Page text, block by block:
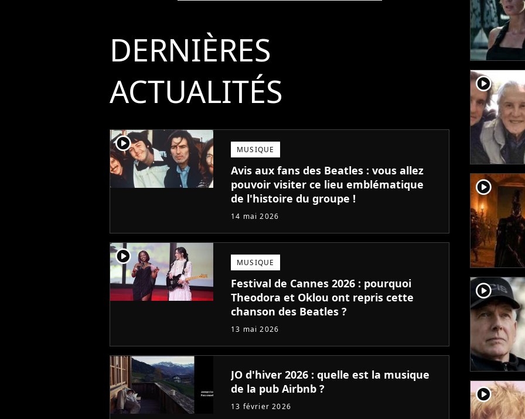
DERNIÈRES
ACTUALITÉS
player2 MUSIQUE
Avis aux fans des Beatles : vous allez
pouvoir visiter ce lieu emblématique
de l'histoire du groupe !
14 mai 2026
player2 MUSIQUE
Festival de Cannes 2026 : pourquoi
Theodora et Oklou ont repris cette
chanson des Beatles ?
13 mai 2026
JO d'hiver 2026 : quelle est la musique
de la pub Airbnb ?
13 février 2026
player2
player2
player2
player2